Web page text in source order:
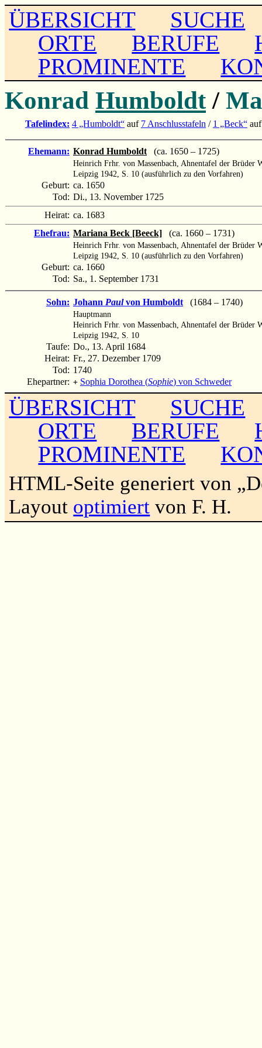
ÜBERSICHT
SUCHE
ORTE
BERUFE
PROMINENTE
Konrad Humboldt /
Tafelindex: 4 „Humboldt“ auf 7 Anschlusstafeln / 1 „Beck“
Ehemann: Konrad Humboldt (ca. 1650 – 1725)
Heinrich Frhr. von Massenbach, Ahnentafel der
Leipzig 1942, S. 10 (ausführlich zu den Vorfahren)
Geburt: ca. 1650
Tod: Di., 13. November 1725
Heirat: ca. 1683
Ehefrau: Mariana Beck [Beeck] (ca. 1660 – 1731)
Heinrich Frhr. von Massenbach, Ahnentafel der
Leipzig 1942, S. 10 (ausführlich zu den Vorfahren)
Geburt: ca. 1660
Tod: Sa., 1. September 1731
Sohn: Johann Paulvon Humboldt (1684 – 1740)
Hauptmann
Heinrich Frhr. von Massenbach, Ahnentafel der
Leipzig 1942, S. 10
Taufe: Do., 13. April 1684
Heirat: Fr., 27. Dezember 1709
Tod: 1740
Ehepartner: + Sophia Dorothea (Sophie) von Schweder
ÜBERSICHT
SUCHE
ORTE
BERUFE
PROMINENTE
HTML-Seite generiert von
Layout optimiert von F. H.